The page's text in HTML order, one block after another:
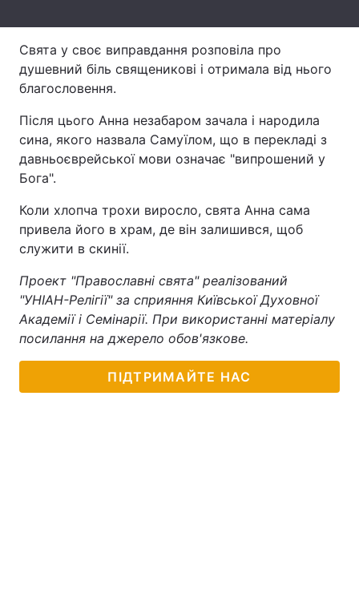
Контакти
Тема оформлення
Свята у своє виправдання розповіла про
душевний біль священикові і отримала від нього
благословення.
Після цього Анна незабаром зачала і народила
сина, якого назвала Самуїлом, що в перекладі з
давньоєврейської мови означає "випрошений у
Бога".
Коли хлопча трохи виросло, свята Анна сама
привела його в храм, де він залишився, щоб
служити в скинії.
Проект "Православні свята" реалізований
"УНІАН-Релігії" за сприяння Київської Духовної
Академії і Семінарії. При використанні матеріалу
посилання на джерело обов'язкове.
ПІДТРИМАЙТЕ НАС